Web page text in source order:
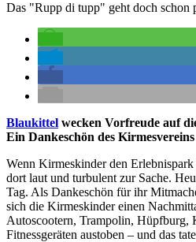
Das "Rupp di tupp" geht doch schon
Blaukittel wecken Vorfreude auf
Ein Dankeschön des
Wenn Kirmeskinder den
dort laut und turbulent zur Sache.
Tag. Als Dankeschön für ihr
sich die Kirmeskinder einen
Autoscootern, Trampolin, Hüpfburg,
Fitnessgeräten austoben – und das